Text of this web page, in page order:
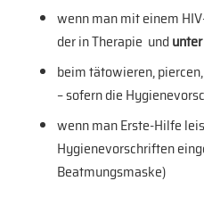
wenn man mit einem
der in Therapie und
beim tätowieren,
– sofern die
wenn man Erste-Hilfe
Hygienevorschriften
Beatmungsmaske)